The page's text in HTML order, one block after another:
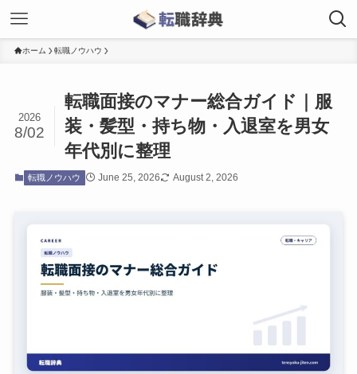
ホーム 転職ノウハウ
転職面接のマナー総合ガイド｜服
装・髪型・持ち物・入退室を男女
年代別に整理
2026
8/02
転職ノウハウ June 25, 2026 August 2, 2026